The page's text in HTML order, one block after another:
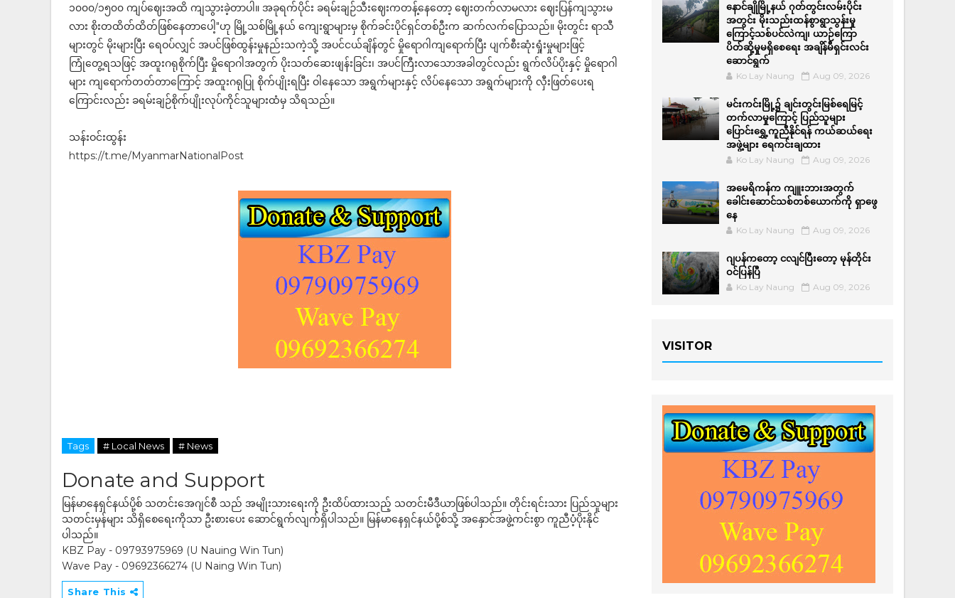
၁၀၀၀/၁၅၀၀ ကျပ်ဈေးအထိ ကျသွားခဲ့တာပါ။ အခုရက်ပိုင်း ခရမ်းချဉ်သီးဈေးကတန့်နေတော့ ဈေးတက်လာမလား ဈေးပြန်ကျသွားမ
လား စိုးတထိတ်ထိတ်ဖြစ်နေတာပေါ့"ဟု မြို့သစ်မြို့နယ် ကျေးရွာများမှ စိုက်ခင်းပိုင်ရှင်တစ်ဦးက ဆက်လက်ပြောသည်။ မိုးတွင်း ရာသီ
များတွင် မိုးများပြီး ရေဝပ်လျှင် အပင်ဖြစ်ထွန်းမှုနည်းသကဲ့သို့ အပင်ငယ်ချိန်တွင် မှိုရောဂါကျရောက်ပြီး ပျက်စီးဆုံးရှုံးမှုများဖြင့်
ကြုံတွေ့ရသဖြင့် အထူးဂရုစိုက်ပြီး မှိုရောဂါအတွက် ပိုးသတ်ဆေးဖျန်းခြင်း၊ အပင်ကြီးလာသောအခါတွင်လည်း ရွက်လိပ်ပိုးနှင့် မှိုရောဂါ
များ ကျရောက်တတ်တာကြောင့် အထူးဂရုပြု စိုက်ပျိုးရပြီး ဝါနေသော အရွက်များနှင့် လိပ်နေသော အရွက်များကို လှီးဖြတ်ပေးရ
ကြောင်းလည်း ခရမ်းချဉ်စိုက်ပျိုးလုပ်ကိုင်သူများထံမှ သိရသည်။
သန်းဝင်းထွန်း
https://t.me/MyanmarNationalPost
Tags # Local News # News
Donate and Support
မြန်မာနေရှင်နယ်ပို့စ် သတင်းအေဂျင်စီ သည် အမျိုးသားရေးကို ဦးထိပ်ထားသည့် သတင်းမီဒီယာဖြစ်ပါသည်။ တိုင်းရင်းသား ပြည်သူများ
သတင်းမှန်များ သိရှိစေရေးကိုသာ ဦးစားပေး ဆောင်ရွက်လျက်ရှိပါသည်။ မြန်မာနေရှင်နယ်ပို့စ်သို့ အနှောင်အဖွဲ့ကင်းစွာ ကူညီပံ့ပိုးနိုင်
ပါသည်။
KBZ Pay - 09793975969 (U Nauing Win Tun)
Wave Pay - 09692366274 (U Naing Win Tun)
Share This
နောင်ချိုမြို့နယ် ဂုတ်တွင်းလမ်းပိုင်း
အတွင်း မိုးသည်းထန်စွာရွာသွန်းမှု
ကြောင့်သစ်ပင်လဲကျ၊ ယာဉ်ကြော
ပိတ်ဆို့မှုမရှိစေရေး အချိန်မီရှင်းလင်း
ဆောင်ရွက်
Ko Lay Naung Aug 09, 2026
မင်းကင်းမြို့၌ ချင်းတွင်းမြစ်ရေမြင့်
တက်လာမှုကြောင့် ပြည်သူများ
ပြောင်းရွှေ့ကူညီနိုင်ရန် ကယ်ဆယ်ရေး
အဖွဲ့များ ရေကင်းချထား
Ko Lay Naung Aug 09, 2026
အမေရိကန်က ကျူးဘားအတွက်
ခေါင်းဆောင်သစ်တစ်ယောက်ကို ရှာဖွေ
နေ
Ko Lay Naung Aug 09, 2026
ဂျပန်ကတော့ ငလျင်ပြီးတော့ မုန်တိုင်း
ဝင်ပြန်ပြီ
Ko Lay Naung Aug 09, 2026
VISITOR